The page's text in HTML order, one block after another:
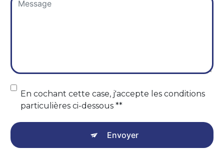
En cochant cette case, j'accepte les conditions
particulières ci-dessous **
Envoyer